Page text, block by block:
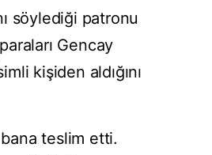
söylediği patronu
Gencay
kişiden aldığını
teslim etti.